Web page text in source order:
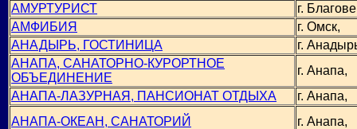
АМУРТУРИСТ
г.
АМФИБИЯ
г. Омск,
АНАДЫРЬ, ГОСТИНИЦА
г.
АНАПА, САНАТОРНО-КУРОРТНОЕ
ОБЪЕДИНЕНИЕ
г. Анапа,
АНАПА-ЛАЗУРНАЯ, ПАНСИОНАТ ОТДЫХА
г. Анапа,
АНАПА-ОКЕАН, САНАТОРИЙ
г. Анапа,